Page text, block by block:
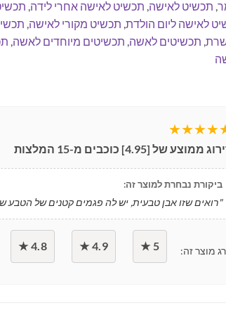
, תכשיט לאישה, תכשיט לאישה אחרי לידה,
לאישה ליום הולדת, תכשיט מקורי לאישה,
, תכשיטים לאשה, תכשיטים מיוחדים לאשה,
ממוצע של [4.95] כוכבים מ-15 המלצות
ביקורת נבחרת למוצר זה:
"רואים שזו אבן טבעית, יש לה פגמים קטנים של הטבע
מוצר זה: 5 ★
4.9 ★
4.8 ★